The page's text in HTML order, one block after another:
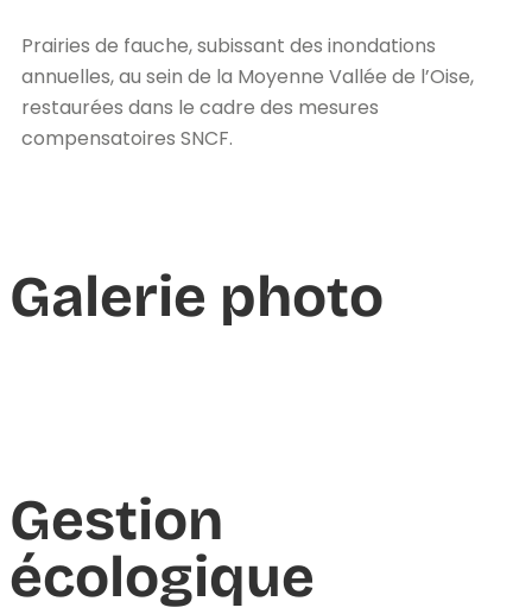
Prairies de fauche, subissant des inondations
annuelles, au sein de la Moyenne Vallée de l’Oise,
restaurées dans le cadre des mesures
compensatoires SNCF.
Galerie photo
Gestion
écologique